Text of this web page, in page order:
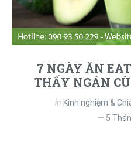
7 NGÀY ĂN
THẤY NGÁN
in Kinh nghiệm &
5